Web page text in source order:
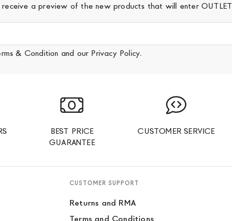
a preview of the new products that will enter OUTLET
& Condition and our Privacy Policy.
BEST PRICE
GUARANTEE
CUSTOMER SERVICE
CUSTOMER SUPPORT
Returns and RMA
Terms and Conditions